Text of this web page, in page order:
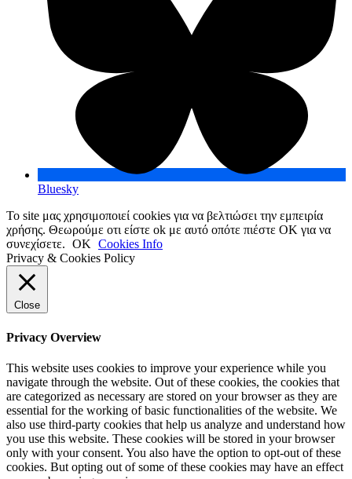
Bluesky
Το site μας χρησιμοποιεί cookies για να βελτιώσει την εμπειρία
χρήσης. Θεωρούμε οτι είστε ok με αυτό οπότε πιέστε ΟΚ για να
συνεχίσετε. OK Cookies Info
Privacy & Cookies Policy
Close
Privacy Overview
This website uses cookies to improve your experience while you
navigate through the website. Out of these cookies, the cookies that
are categorized as necessary are stored on your browser as they are
essential for the working of basic functionalities of the website. We
also use third-party cookies that help us analyze and understand how
you use this website. These cookies will be stored in your browser
only with your consent. You also have the option to opt-out of these
cookies. But opting out of some of these cookies may have an effect